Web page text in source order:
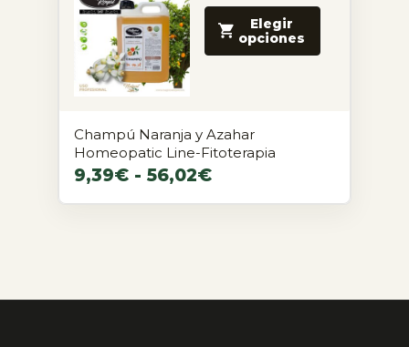
Elegir
opciones
Champú Naranja y Azahar
Homeopatic Line-Fitoterapia
9,39€ - 56,02€